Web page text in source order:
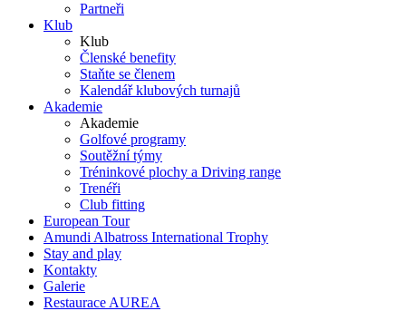
Partneři
Klub
Klub
Členské benefity
Staňte se členem
Kalendář klubových turnajů
Akademie
Akademie
Golfové programy
Soutěžní týmy
Tréninkové plochy a Driving range
Trenéři
Club fitting
European Tour
Amundi Albatross International Trophy
Stay and play
Kontakty
Galerie
Restaurace AUREA